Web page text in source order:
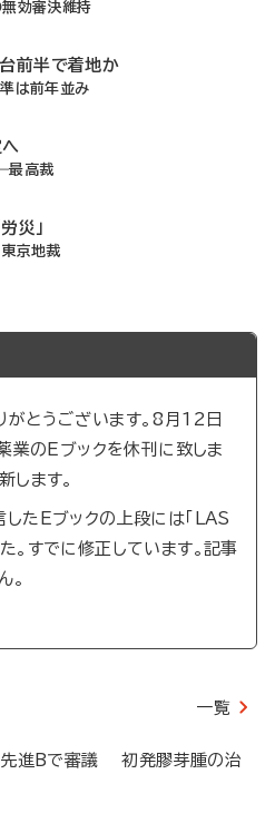
無効審決維持
前半で着地か
は前年並み
最高裁
災」
京地裁
とうございます。8月12日
業のEブックを休刊に致しま
します。
たEブックの上段には「LAS
。すでに修正しています。記事
。
一覧
先進Bで審議 初発膠芽腫の治